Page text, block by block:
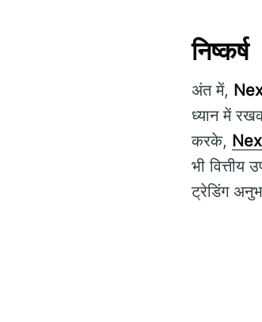
निष्कर्ष
अंत में,
ध्यान में
करके,
भी
ट्रेडिंग